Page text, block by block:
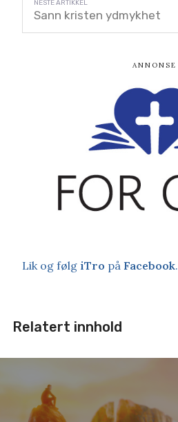
Sann kristen ydmykhet
Lik og følg iTro på Facebook.
Relatert innhold